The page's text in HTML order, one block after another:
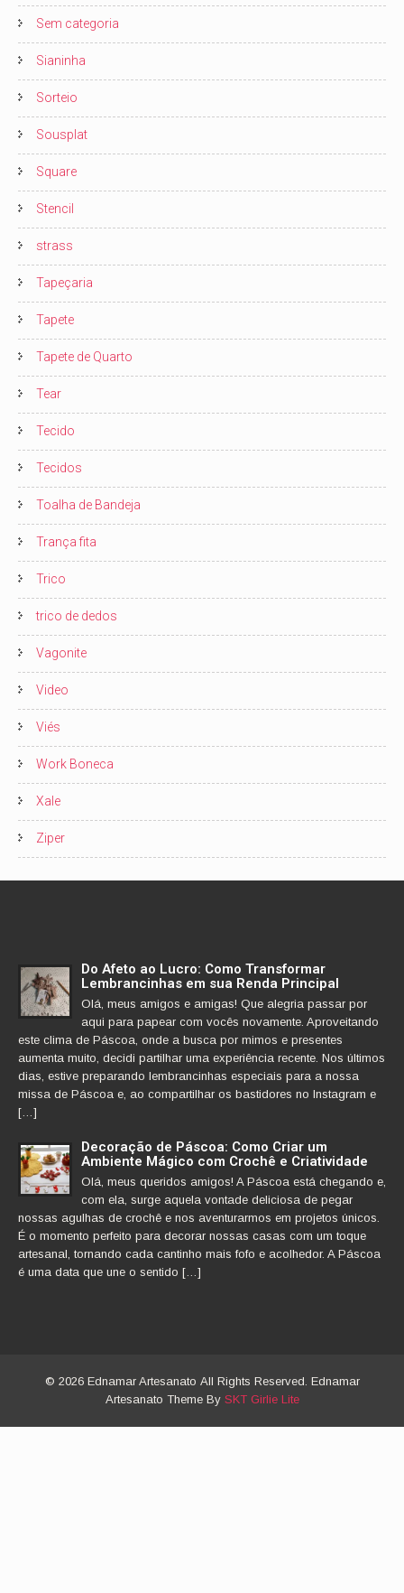
Sem categoria
Sianinha
Sorteio
Sousplat
Square
Stencil
strass
Tapeçaria
Tapete
Tapete de Quarto
Tear
Tecido
Tecidos
Toalha de Bandeja
Trança fita
Trico
trico de dedos
Vagonite
Video
Viés
Work Boneca
Xale
Ziper
Do Afeto ao Lucro: Como Transformar
Lembrancinhas em sua Renda Principal
Olá, meus amigos e amigas! Que alegria passar por
aqui para papear com vocês novamente. Aproveitando
este clima de Páscoa, onde a busca por mimos e presentes
aumenta muito, decidi partilhar uma experiência recente. Nos últimos
dias, estive preparando lembrancinhas especiais para a nossa
missa de Páscoa e, ao compartilhar os bastidores no Instagram e
[…]
Decoração de Páscoa: Como Criar um
Ambiente Mágico com Crochê e Criatividade
Olá, meus queridos amigos! A Páscoa está chegando e,
com ela, surge aquela vontade deliciosa de pegar
nossas agulhas de crochê e nos aventurarmos em projetos únicos.
É o momento perfeito para decorar nossas casas com um toque
artesanal, tornando cada cantinho mais fofo e acolhedor. A Páscoa
é uma data que une o sentido […]
© 2026 Ednamar Artesanato All Rights Reserved. Ednamar
Artesanato Theme By SKT Girlie Lite